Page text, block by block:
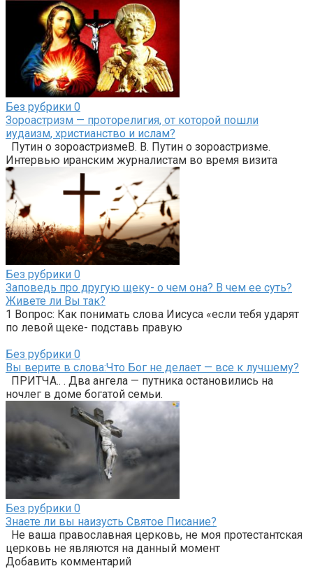
Без рубрики 0
Зороастризм — проторелигия, от которой пошли
иудаизм, христианство и ислам?
Путин о зороастризмеВ. В. Путин о зороастризме.
Интервью иранским журналистам во время визита
Без рубрики 0
Заповедь про другую щеку- о чем она? В чем ее суть?
Живете ли Вы так?
1 Вопрос: Как понимать слова Иисуса «если тебя ударят
по левой щеке- подставь правую
Без рубрики 0
Вы верите в слова:Что Бог не делает — все к лучшему?
ПРИТЧА.. . Два ангела — путника остановились на
ночлег в доме богатой семьи.
Без рубрики 0
Знаете ли вы наизусть Святое Писание?
Не ваша православная церковь, не моя протестантская
церковь не являются на данный момент
Добавить комментарий